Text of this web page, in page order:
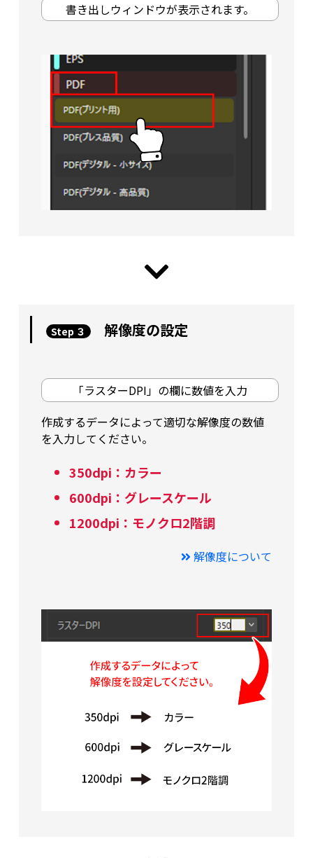
書き出しウィンドウが表示されます。
Step ３ 解像度の設定
「ラスターDPI」の欄に数値を入力
作成するデータによって適切な解像度の数値
を入力してください。
350dpi：カラー
600dpi：グレースケール
1200dpi：モノクロ2階調
解像度について